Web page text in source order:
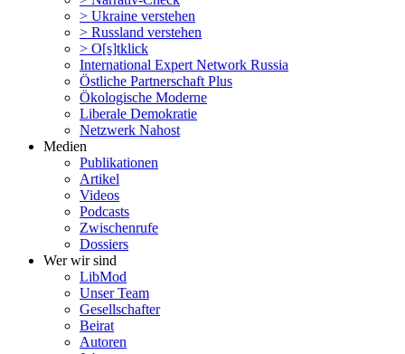
> Ukraine verstehen
> Russland verstehen
> O[s]tklick
Inter­na­tional Expert Network Russia
Östliche Partner­schaft Plus
Ökolo­gische Moderne
Liberale Demokratie
Netzwerk Nahost
Medien
Publi­ka­tionen
Artikel
Videos
Podcasts
Zwischenrufe
Dossiers
Wer wir sind
LibMod
Unser Team
Gesell­schafter
Beirat
Autoren